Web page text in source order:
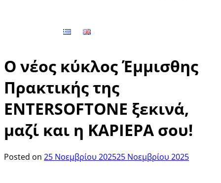
Ο νέος κύκλος Έμμισθης
Πρακτικής της
ENTERSOFTONE ξεκινά,
μαζί και η ΚΑΡΙΕΡΑ σου!
Posted on 25 Νοεμβρίου 202525 Νοεμβρίου 2025